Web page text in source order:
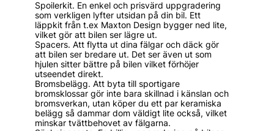
Spoilerkit. En enkel och prisvärd uppgradering
som verkligen lyfter utsidan på din bil. Ett
läppkit från t.ex Maxton Design bygger ned lite,
vilket gör att bilen ser lägre ut.
Spacers. Att flytta ut dina fälgar och däck gör
att bilen ser bredare ut. Det ser även ut som
hjulen sitter bättre på bilen vilket förhöjer
utseendet direkt.
Bromsbelägg. Att byta till sportigare
bromsklossar gör inte bara skillnad i känslan och
bromsverkan, utan köper du ett par keramiska
belägg så dammar dom väldigt lite också, vilket
minskar tvättbehovet av fälgarna.